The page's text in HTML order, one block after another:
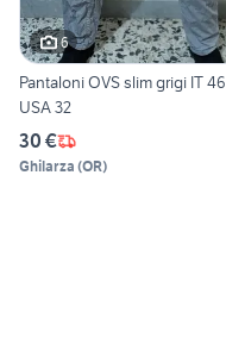
6
Pantaloni OVS slim grigi IT 46
USA 32
30 €
Ghilarza (OR)